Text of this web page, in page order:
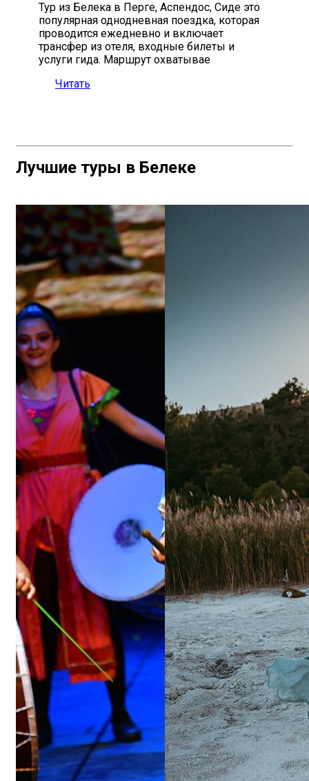
Тур из Белека в Перге, Аспендос, Сиде это
популярная однодневная поездка, которая
проводится ежедневно и включает
трансфер из отеля, входные билеты и
услуги гида. Маршрут охватывае
Читать
Лучшие туры в Белеке